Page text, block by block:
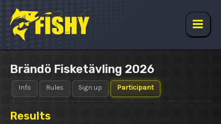
content
Main
Brändö Fisketävling 2026
Info Rules Sign up Participant
Results